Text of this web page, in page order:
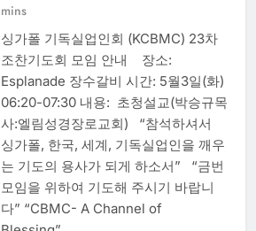
mins
싱가폴 기독실업인회 (KCBMC) 23차
조찬기도회 모임 안내 장소:
Esplanade 장수갈비 시간: 5월3일(화)
06:20-07:30 내용: 초청설교(박승규목
사:엘림성경장로교회) “참석하셔서
싱가폴, 한국, 세계, 기독실업인을 깨우
는 기도의 용사가 되게 하소서” “금번
모임을 위하여 기도해 주시기 바랍니
다” “CBMC- A Channel of